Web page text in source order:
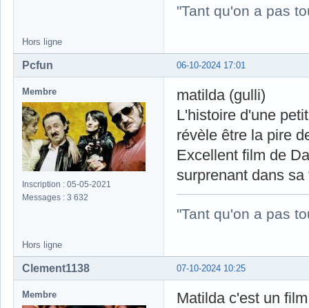
"Tant qu'on a pas
Hors ligne
06-10-2024 17:01
Pcfun
Membre
Inscription : 05-05-2021
Messages : 3 632
matilda (gulli)
L'histoire d'une
révèle être la pire
Excellent film de
surprenant dans
"Tant qu'on a pas
Hors ligne
07-10-2024 10:25
Clement1138
Membre Matilda c'est un